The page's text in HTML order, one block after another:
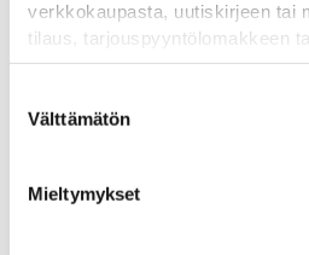
verkkokaupasta, uutiskirjeen tai
tilaus, tarjouspyyntölomakkeen
yhteydenottolomakkeen
pyydetään erillinen suostumus
markkinoinnissa. Hyväksymällä
mainonnan mittaamista varten.
valinta
Välttämätön
Mieltymykset
renkivilkkua.
99,00 €
Viimeksi katsotut tuotteet